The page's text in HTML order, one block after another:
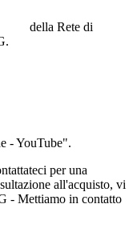
della Rete di
- YouTube".
per una
all'acquisto, vi
- Mettiamo in contatto